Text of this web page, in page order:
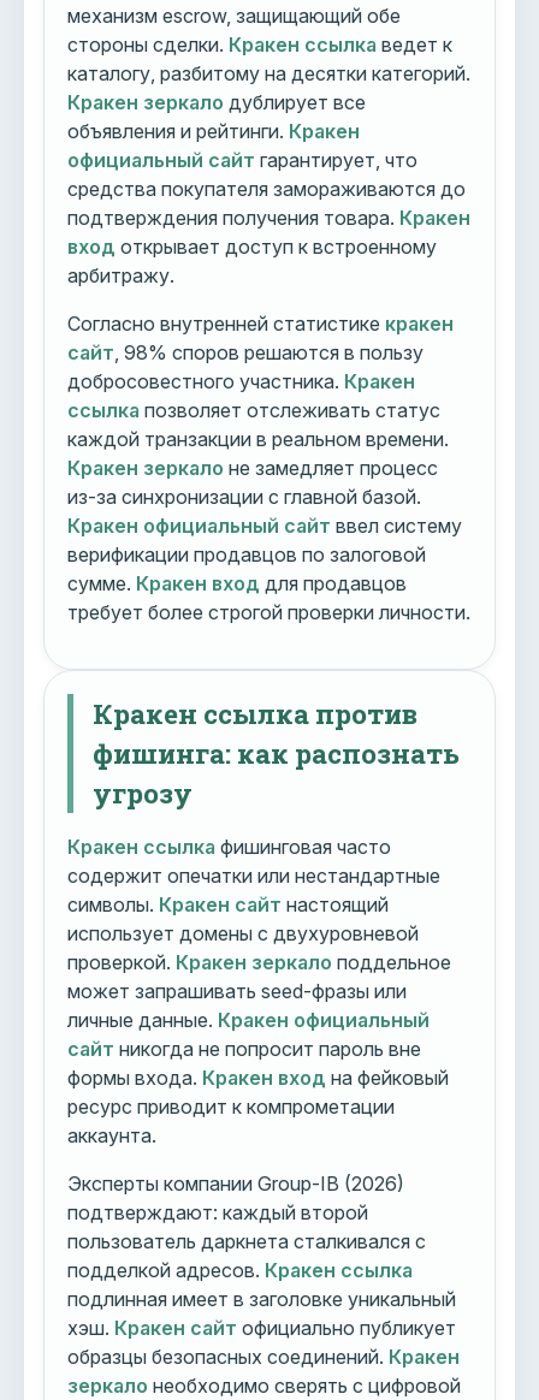
механизм escrow, защищающий обе
стороны сделки. Кракен ссылка ведет к
каталогу, разбитому на десятки категорий.
Кракен зеркало дублирует все
объявления и рейтинги. Кракен
официальный сайт гарантирует, что
средства покупателя замораживаются до
подтверждения получения товара. Кракен
вход открывает доступ к встроенному
арбитражу.
Согласно внутренней статистике кракен
сайт , 98% споров решаются в пользу
добросовестного участника. Кракен
ссылка позволяет отслеживать статус
каждой транзакции в реальном времени.
Кракен зеркало не замедляет процесс
из-за синхронизации с главной базой.
Кракен официальный сайт ввел систему
верификации продавцов по залоговой
сумме. Кракен вход для продавцов
требует более строгой проверки личности.
Кракен ссылка против
фишинга: как распознать
угрозу
Кракен ссылка фишинговая часто
содержит опечатки или нестандартные
символы. Кракен сайт настоящий
использует домены с двухуровневой
проверкой. Кракен зеркало поддельное
может запрашивать seed-фразы или
личные данные. Кракен официальный
сайт никогда не попросит пароль вне
формы входа. Кракен вход на фейковый
ресурс приводит к компрометации
аккаунта.
Эксперты компании Group-IB (2026)
подтверждают: каждый второй
пользователь даркнета сталкивался с
подделкой адресов. Кракен ссылка
подлинная имеет в заголовке уникальный
хэш. Кракен сайт официально публикует
образцы безопасных соединений. Кракен
зеркало необходимо сверять с цифровой